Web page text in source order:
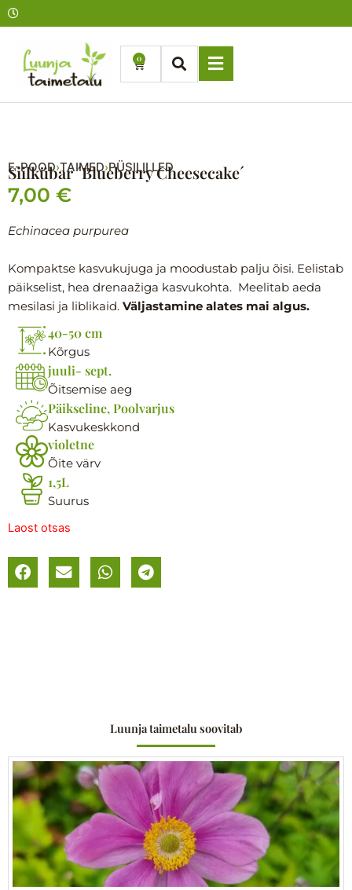
Skip
to
content
0
Cart
E-POOD›TAIMED›PÜSILILLED
Siilkübar ´Blueberry Cheesecake´
7,00 €
Echinacea purpurea
Kompaktse kasvukujuga ja moodustab palju õisi. Eelistab
päikselist, hea drenaažiga kasvukohta. Meelitab aeda
mesilasi ja liblikaid. Väljastamine alates mai algus.
40-50 cm
Kõrgus
juuli- sept.
Õitsemise aeg
Päikseline, Poolvarjus
Kasvukeskkond
violetne
Õite värv
1,5L
Suurus
Laost otsas
Luunja taimetalu soovitab